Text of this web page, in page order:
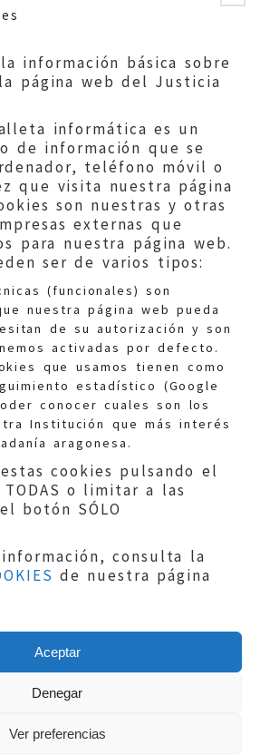
información básica sobre
página web del Justicia
informática es un
de información que se
teléfono móvil o
que visita nuestra página
son nuestras y otras
externas que
para nuestra página web.
ser de varios tipos:
(funcionales) son
nuestra página web pueda
de su autorización y son
activadas por defecto.
que usamos tienen como
estadístico (Google
conocer cuales son los
Institución que más interés
aragonesa.
cookies pulsando el
TODAS o limitar a las
botón SÓLO
consulta la
de nuestra página
Aceptar
Denegar
Ver preferencias
general:
900 210 210/
Política de privacidad|
Datos
cookies
El Justicia de Aragón|
Sephor Consulting